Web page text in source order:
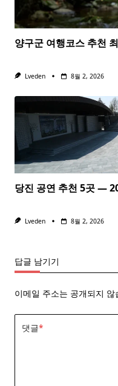
양구군 여행코스 추천
Lveden 8월 2, 2026
당진 공연 추천 5곳 —
Lveden 8월 2, 2026
답글 남기기
이메일 주소는 공개되지 않
댓글*